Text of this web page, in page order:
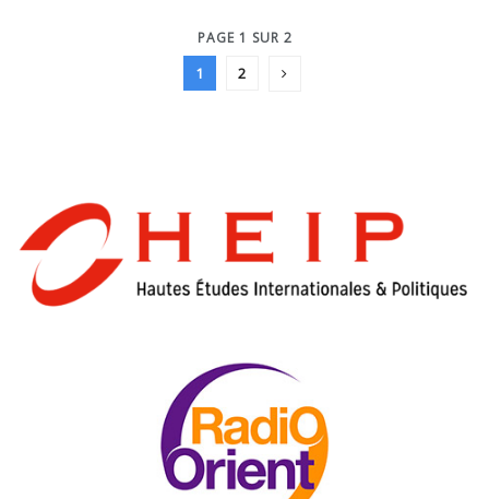
PAGE 1 SUR 2
1 2